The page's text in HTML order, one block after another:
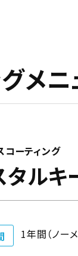
メニ
コーティング
タルキ
1年間（ノー